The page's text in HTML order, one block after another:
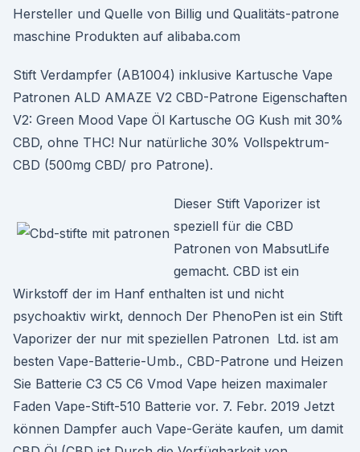
Hersteller und Quelle von Billig und Qualitäts-patrone
maschine Produkten auf alibaba.com
Stift Verdampfer (AB1004) inklusive Kartusche Vape
Patronen ALD AMAZE V2 CBD-Patrone Eigenschaften
V2: Green Mood Vape Öl Kartusche OG Kush mit 30%
CBD, ohne THC! Nur natürliche 30% Vollspektrum-
CBD (500mg CBD/ pro Patrone).
Dieser Stift Vaporizer ist
speziell für die CBD
Patronen von MabsutLife
gemacht. CBD ist ein
Wirkstoff der im Hanf enthalten ist und nicht
psychoaktiv wirkt, dennoch Der PhenoPen ist ein Stift
Vaporizer der nur mit speziellen Patronen Ltd. ist am
besten Vape-Batterie-Umb., CBD-Patrone und Heizen
Sie Batterie C3 C5 C6 Vmod Vape heizen maximaler
Faden Vape-Stift-510 Batterie vor. 7. Febr. 2019 Jetzt
können Dampfer auch Vape-Geräte kaufen, um damit